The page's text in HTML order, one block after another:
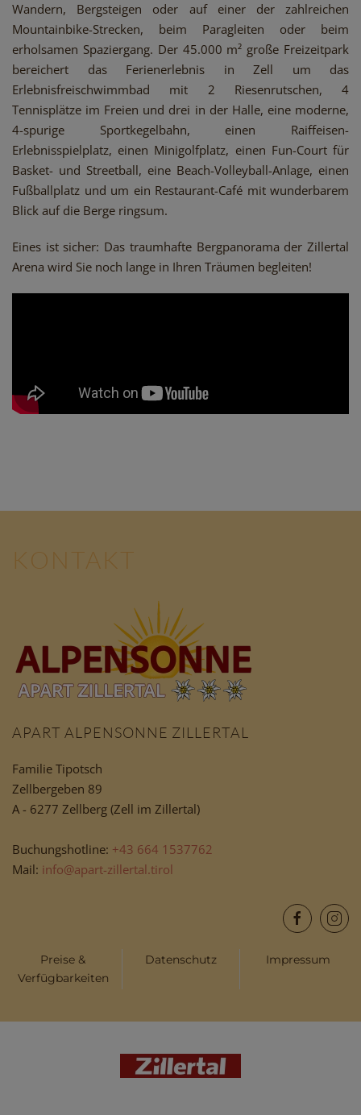
Wandern, Bergsteigen oder auf einer der zahlreichen
Mountainbike-Strecken, beim Paragleiten oder beim
erholsamen Spaziergang. Der 45.000 m² große Freizeitpark
bereichert das Ferienerlebnis in Zell um das
Erlebnisfreischwimmbad mit 2 Riesenrutschen, 4
Tennisplätze im Freien und drei in der Halle, eine moderne,
4-spurige Sportkegelbahn, einen Raiffeisen-
Erlebnisspielplatz, einen Minigolfplatz, einen Fun-Court für
Basket- und Streetball, eine Beach-Volleyball-Anlage, einen
Fußballplatz und um ein Restaurant-Café mit wunderbarem
Blick auf die Berge ringsum.
Eines ist sicher: Das traumhafte Bergpanorama der Zillertal
Arena wird Sie noch lange in Ihren Träumen begleiten!
KONTAKT
APART ALPENSONNE ZILLERTAL
Familie Tipotsch
Zellbergeben 89
A - 6277 Zellberg (Zell im Zillertal)
Buchungshotline: +43 664 1537762
Mail: info@apart-zillertal.tirol
Preise &
Verfügbarkeiten
Datenschutz Impressum